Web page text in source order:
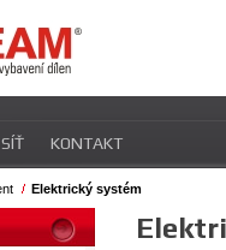
KONTAKT
Elektrický systém